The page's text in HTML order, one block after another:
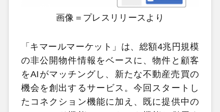
画像＝プレスリリースより
「キマールマーケット」は、総額4兆円規模
の非公開物件情報をベースに、物件と顧客
をAIがマッチングし、新たな不動産売買の
機会を創出するサービス。今回スタートし
たコネクション機能に加え、既に提供中の